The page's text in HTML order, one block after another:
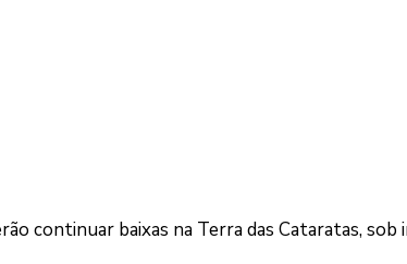
continuar baixas na Terra das Cataratas, sob